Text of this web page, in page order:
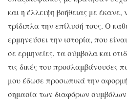
και η έλλειψη βοήθειας με
τρίδιπλα την επίλυσή τους. Ο
ερμηνεύσει την ιστορία, που
σε ερμηνείες, τα σύμβολα και
τις δικές του προσλαμβάνουσες
μου έδωσε προσωπικά την
σημασία των διαφόρων